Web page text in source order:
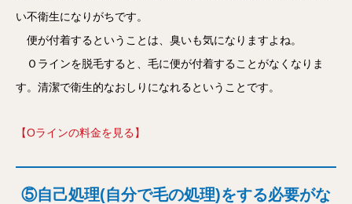
い不衛生になりがちです。
便が付着するということは、臭いも気になりますよね。
Ｏラインを脱毛すると、毛に便が付着することがなくなりま
す。清潔で衛生的なおしりになれるということです。
【Oラインの料金を見る】
⑤自己処理(自分で毛の処理)をする必要がな